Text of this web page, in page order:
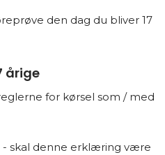
den dag du bliver 17
årige
for kørsel som / med
- skal denne erklæring være